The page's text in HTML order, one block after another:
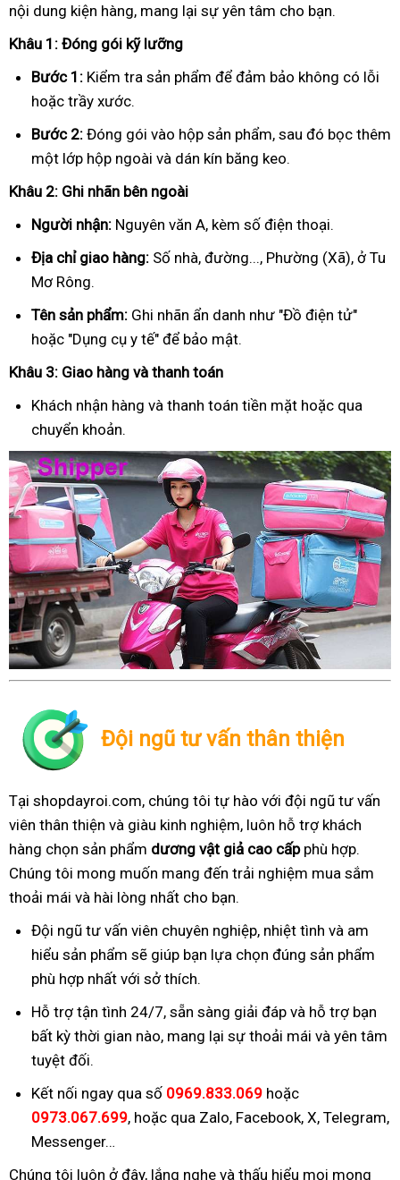
nội dung kiện hàng, mang lại sự yên tâm cho bạn.
Khâu 1: Đóng gói kỹ lưỡng
Bước 1: Kiểm tra sản phẩm để đảm bảo không có lỗi
hoặc trầy xước.
Bước 2: Đóng gói vào hộp sản phẩm, sau đó bọc thêm
một lớp hộp ngoài và dán kín băng keo.
Khâu 2: Ghi nhãn bên ngoài
Người nhận: Nguyên văn A, kèm số điện thoại.
Địa chỉ giao hàng: Số nhà, đường..., Phường (Xã), ở Tu
Mơ Rông.
Tên sản phẩm: Ghi nhãn ẩn danh như "Đồ điện tử"
hoặc "Dụng cụ y tế" để bảo mật.
Khâu 3: Giao hàng và thanh toán
Khách nhận hàng và thanh toán tiền mặt hoặc qua
chuyển khoản.
Đội ngũ tư vấn thân thiện
Tại shopdayroi.com, chúng tôi tự hào với đội ngũ tư vấn
viên thân thiện và giàu kinh nghiệm, luôn hỗ trợ khách
hàng chọn sản phẩm dương vật giả cao cấpphù hợp.
Chúng tôi mong muốn mang đến trải nghiệm mua sắm
thoải mái và hài lòng nhất cho bạn.
Đội ngũ tư vấn viên chuyên nghiệp, nhiệt tình và am
hiểu sản phẩm sẽ giúp bạn lựa chọn đúng sản phẩm
phù hợp nhất với sở thích.
Hỗ trợ tận tình 24/7, sẵn sàng giải đáp và hỗ trợ bạn
bất kỳ thời gian nào, mang lại sự thoải mái và yên tâm
tuyệt đối.
Kết nối ngay qua số 0969.833.069 hoặc
0973.067.699, hoặc qua Zalo, Facebook, X, Telegram,
Messenger…
Chúng tôi luôn ở đây, lắng nghe và thấu hiểu mọi mong